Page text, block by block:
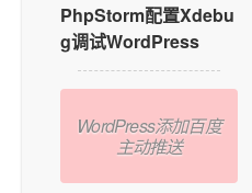
PhpStorm配置Xdebu
g调试WordPress
WordPress添加百度
主动推送